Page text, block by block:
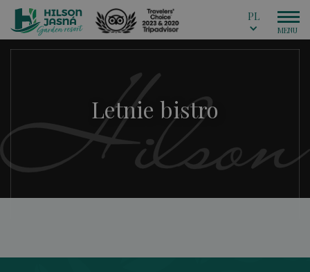
PL
Letnie bistro